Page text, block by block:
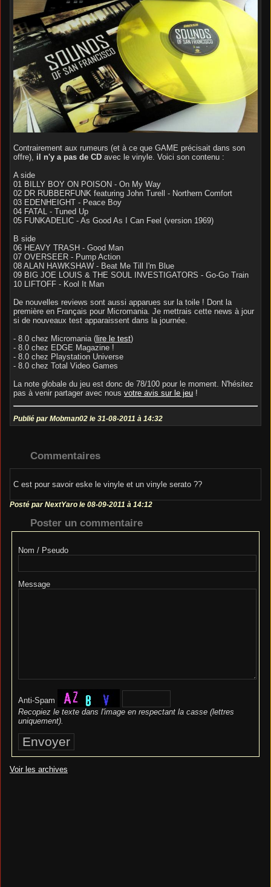
Contrairement aux rumeurs (et à ce que GAME précisait dans son
offre), il n'y a pas de CD avec le vinyle. Voici son contenu :
A side
01 BILLY BOY ON POISON - On My Way
02 DR RUBBERFUNK featuring John Turell - Northern Comfort
03 EDENHEIGHT - Peace Boy
04 FATAL - Tuned Up
05 FUNKADELIC - As Good As I Can Feel (version 1969)
B side
06 HEAVY TRASH - Good Man
07 OVERSEER - Pump Action
08 ALAN HAWKSHAW - Beat Me Till I'm Blue
09 BIG JOE LOUIS & THE SOUL INVESTIGATORS - Go-Go Train
10 LIFTOFF - Kool It Man
De nouvelles reviews sont aussi apparues sur la toile ! Dont la
première en Français pour Micromania. Je mettrais cette news à jour
si de nouveaux test apparaissent dans la journée.
- 8.0 chez Micromania ( lire le test)
- 8.0 chez EDGE Magazine !
- 8.0 chez Playstation Universe
- 8.0 chez Total Video Games
La note globale du jeu est donc de 78/100 pour le moment. N'hésitez
pas à venir partager avec nous votre avis sur le jeu !
Publié par Mobman02 le 31-08-2011 à 14:32
Commentaires
C est pour savoir eske le vinyle et un vinyle serato ??
Posté par NextYaro le 08-09-2011 à 14:12
Poster un commentaire
Nom / Pseudo
Message
Anti-Spam
Recopiez le texte dans l'image en respectant la casse (lettres
uniquement).
Voir les archives